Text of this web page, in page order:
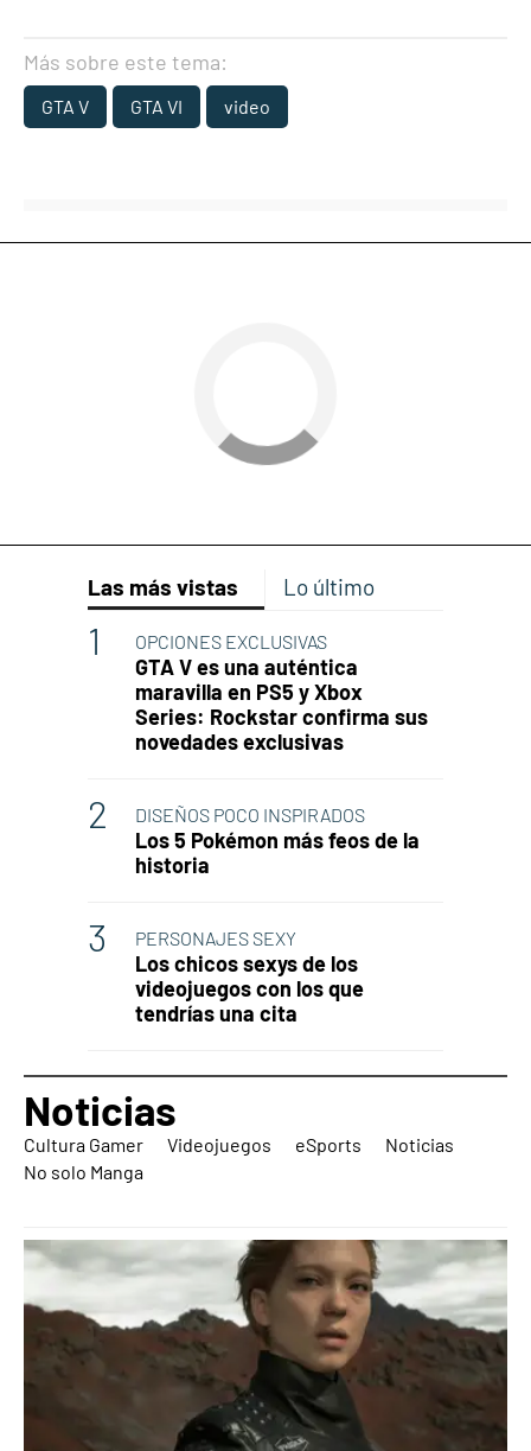
Más sobre este tema:
GTA V GTA VI video
Las más vistas Lo último
OPCIONES EXCLUSIVAS
GTA V es una auténtica
maravilla en PS5 y Xbox
Series: Rockstar confirma sus
novedades exclusivas
DISEÑOS POCO INSPIRADOS
Los 5 Pokémon más feos de la
historia
PERSONAJES SEXY
Los chicos sexys de los
videojuegos con los que
tendrías una cita
Noticias
Cultura Gamer Videojuegos eSports
Noticias
No solo Manga